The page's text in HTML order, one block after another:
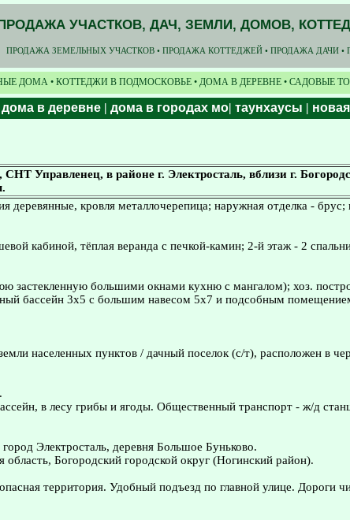
УЧАСТКОВ, ДАЧ, ЗЕМЛИ, ДОМОВ,
ПРОДАЖА ЗЕМЕЛЬНЫХ УЧАСТКОВ • ПРОДАЖА КОТТЕДЖЕЙ • ПРОДАЖА ДАЧИ
ДОМА • КОТТЕДЖИ В ПОДМОСКОВЬЕ • ДОМА В ДЕРЕВНЕ • САДОВЫЕ
дома в деревне | дома в городах мо| таунхаусы |
Управленец, в районе г. Электросталь, вблизи г.
кровля металлочерепица; наружная отделка - брус;
кабиной, тёплая веранда с печкой-камин; 2-й этаж - 2
застекленную большими окнами кухню с мангалом); хоз.
бассейн 3х5 с большим навесом 5х7 и подсобным
населенных пунктов / дачный поселок (с/т), расположен в
в лесу грибы и ягоды. Общественный транспорт - ж/д
Электросталь, деревня Большое Буньково.
Богородский городской округ (Ногинский район).
территория. Удобный подъезд по главной улице. Дороги